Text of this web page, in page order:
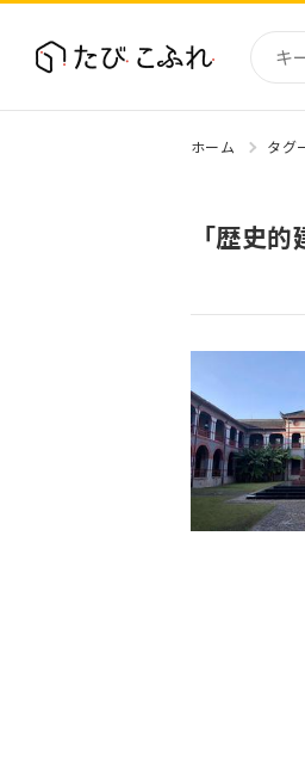
ホーム タグ
「歴史